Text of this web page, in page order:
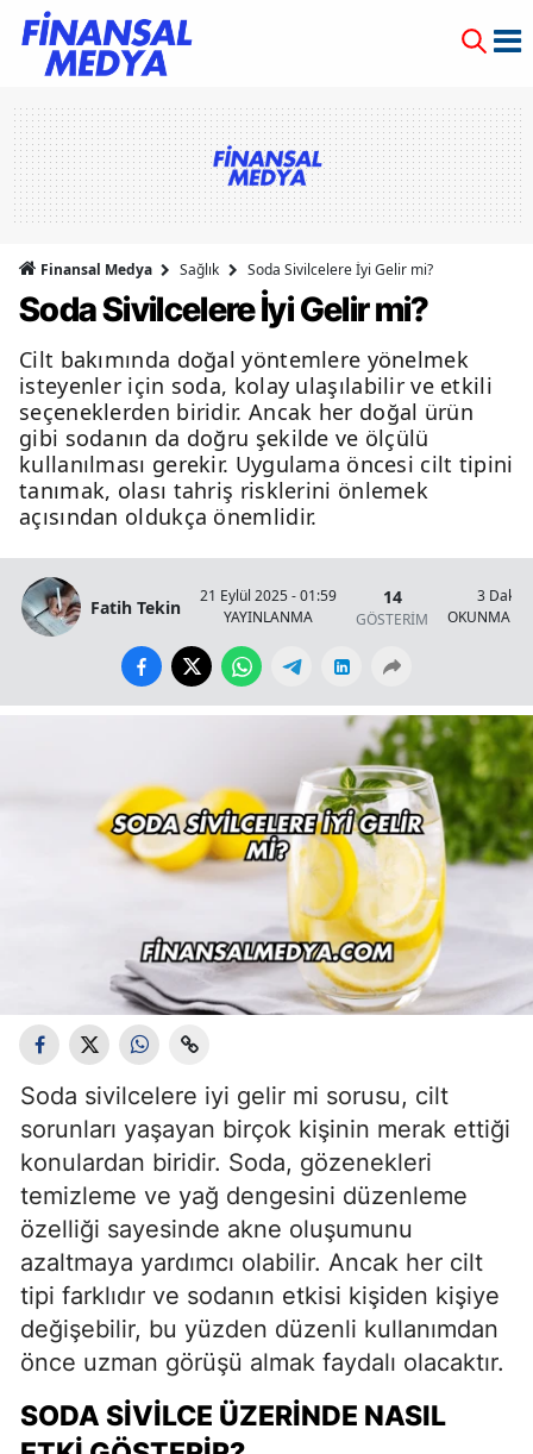
Finansal Medya Sağlık Soda Sivilcelere İyi Gelir mi?
Soda Sivilcelere İyi Gelir mi?
Cilt bakımında doğal yöntemlere yönelmek
isteyenler için soda, kolay ulaşılabilir ve etkili
seçeneklerden biridir. Ancak her doğal ürün
gibi sodanın da doğru şekilde ve ölçülü
kullanılması gerekir. Uygulama öncesi cilt tipini
tanımak, olası tahriş risklerini önlemek
açısından oldukça önemlidir.
Fatih Tekin
21 Eylül 2025 - 01:59
YAYINLANMA
14
GÖSTERİM
3 Dakika
OKUNMA
Soda sivilcelere iyi gelir mi sorusu, cilt
sorunları yaşayan birçok kişinin merak ettiği
konulardan biridir. Soda, gözenekleri
temizleme ve yağ dengesini düzenleme
özelliği sayesinde akne oluşumunu
azaltmaya yardımcı olabilir. Ancak her cilt
tipi farklıdır ve sodanın etkisi kişiden kişiye
değişebilir, bu yüzden düzenli kullanımdan
önce uzman görüşü almak faydalı olacaktır.
SODA SIVILCE ÜZERINDE NASIL